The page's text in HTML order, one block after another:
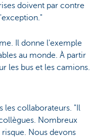
doivent par contre
Il donne l'exemple
au monde. À partir
les bus et les camions.
les collaborateurs. "Il
Nombreux
Nous devons